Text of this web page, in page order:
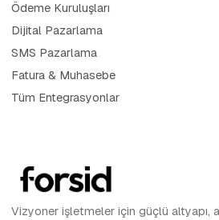
Vizyoner işletmeler için güçlü altyapı,
Ödeme Kuruluşları
Dijital Pazarlama
SMS Pazarlama
Fatura & Muhasebe
Tüm Entegrasyonlar